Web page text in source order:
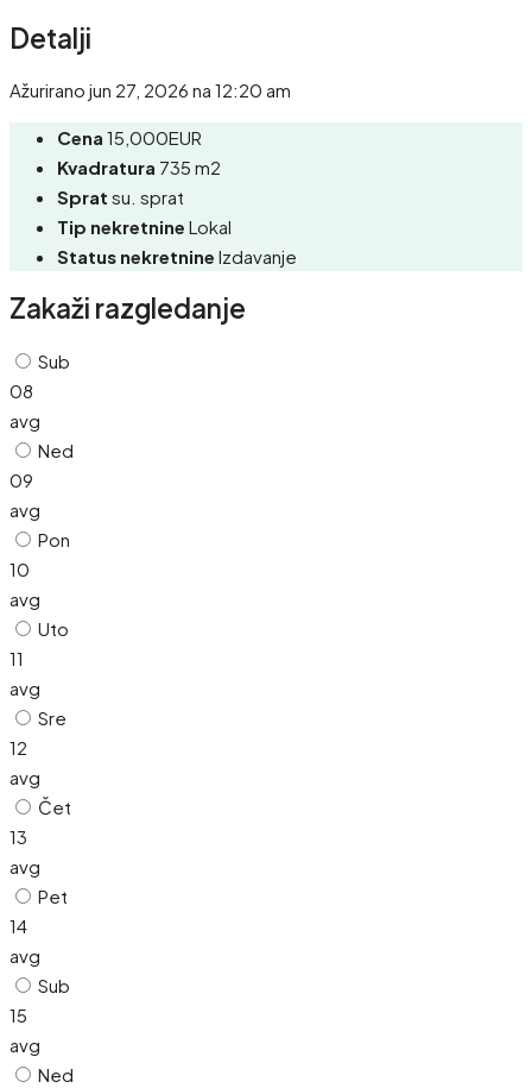
Detalji
Ažurirano jun 27, 2026 na 12:20 am
Cena 15,000EUR
Kvadratura 735 m2
Sprat su. sprat
Tip nekretnine Lokal
Status nekretnine Izdavanje
Zakaži razgledanje
Sub
08
avg
Ned
09
avg
Pon
10
avg
Uto
11
avg
Sre
12
avg
Čet
13
avg
Pet
14
avg
Sub
15
avg
Ned